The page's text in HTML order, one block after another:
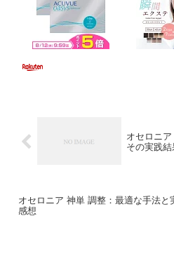
オセロニ
その実践結
オセロニア 神単 調整：最適な手法と
感想